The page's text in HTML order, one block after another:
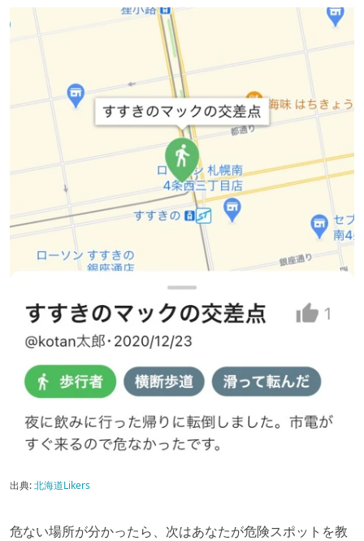
出典:北海道Likers
危ない場所が分かったら、次はあなたが危険スポットを教